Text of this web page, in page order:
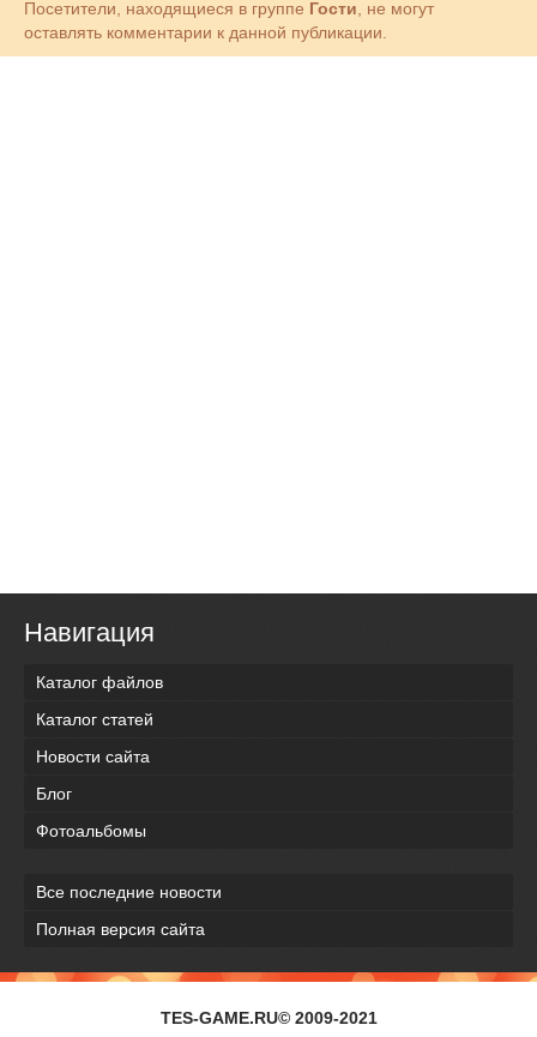
Посетители, находящиеся в группе Гости , не могут
оставлять комментарии к данной публикации.
Навигация
Каталог файлов
Каталог статей
Новости сайта
Блог
Фотоальбомы
Все последние новости
Полная версия сайта
TES-GAME.RU© 2009-2021